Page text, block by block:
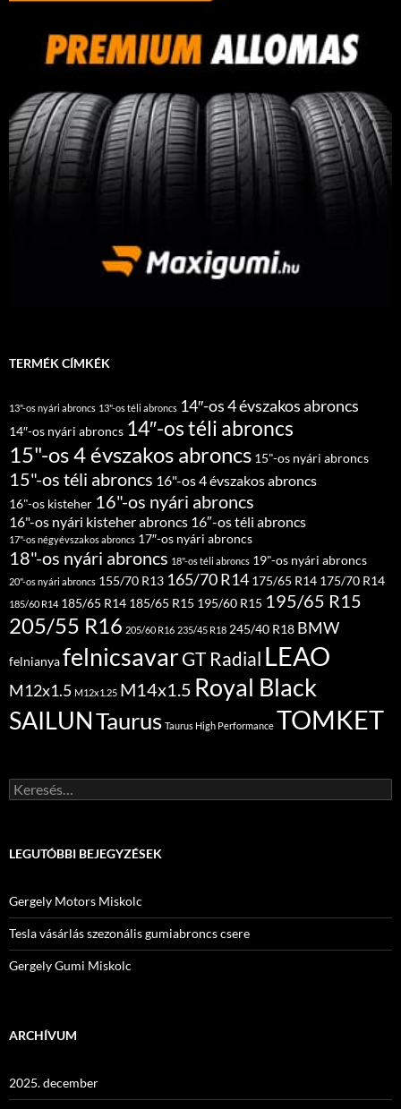
TERMÉK CÍMKÉK
13"-os nyári abroncs 13"-os téli abroncs 14″-os 4 évszakos abroncs
14″-os nyári abroncs 14″-os téli abroncs
15"-os 4 évszakos abroncs 15"-os nyári abroncs
15"-os téli abroncs 16"-os 4 évszakos abroncs
16"-os kisteher 16"-os nyári abroncs
16"-os nyári kisteher abroncs 16″-os téli abroncs
17"-os négyévszakos abroncs 17″-os nyári abroncs
18"-os nyári abroncs 18"-os téli abroncs 19"-os nyári abroncs
20"-os nyári abroncs 155/70 R13 165/70 R14 175/65 R14 175/70 R14
185/60 R14 185/65 R14 185/65 R15 195/60 R15 195/65 R15
205/55 R16 205/60 R16 235/45 R18 245/40 R18 BMW
felnianyafelnicsavarGT Radial LEAO
M12x1.5 M12x1.25 M14x1.5 Royal Black
SAILUNTaurus Taurus High Performance TOMKET
Keresés:
LEGUTÓBBI BEJEGYZÉSEK
Gergely Motors Miskolc
Tesla vásárlás szezonális gumiabroncs csere
Gergely Gumi Miskolc
ARCHÍVUM
2025. december